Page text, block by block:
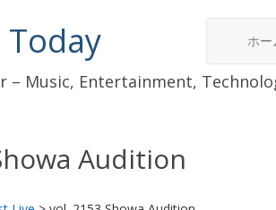
Today ホー
– Music, Entertainment,
Audition